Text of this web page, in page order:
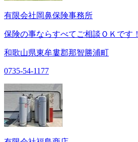
有限会社岡鼻保険事務所
保険の事ならすべてご相談ＯＫです！
和歌山県東牟婁郡那智勝浦町
0735-54-1177